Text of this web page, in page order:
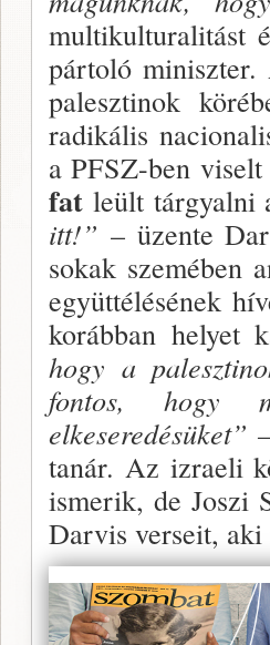
multikulturalitást
pártoló
palesztinok
radikális
a PFSZ-ben
fat leült tárgyalni
itt!” – üzente
sokak szemében
együttélésének
korábban helyet
hogy a
fontos, hogy
elkeseredésüket”
tanár. Az izraeli
ismerik, de Joszi
Darvis verseit,